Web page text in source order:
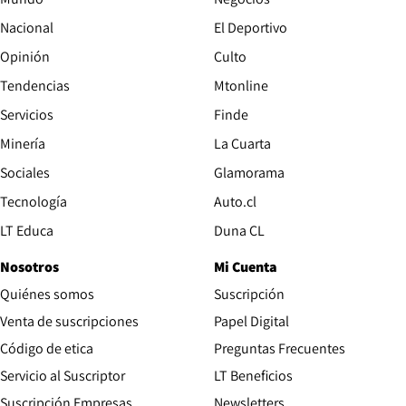
Nacional
Opinión
Tendencias
Servicios
Minería
Sociales
Tecnología
LT Educa
El Deportivo
Culto
Mtonline
Finde
La Cuarta
Glamorama
Auto.cl
Duna CL
Nosotros
Quiénes somos
Venta de suscripciones
Código de etica Opens in new window
Servicio al Suscriptor
Mi Cuenta
Suscripción
Papel Digital
Preguntas Frecuentes
LT Beneficios